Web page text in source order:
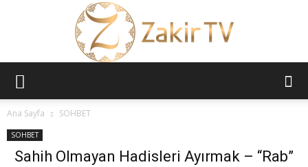
TV
Ana Sayfa SOHBET
SOHBET
Sahih Olmayan Hadisleri Ayırmak – “Rab”